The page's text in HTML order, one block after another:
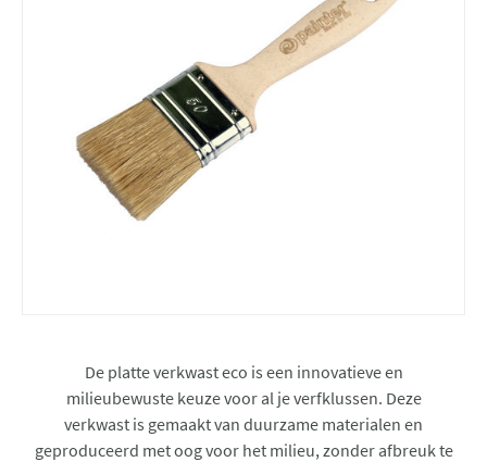
De platte verkwast eco is een innovatieve en
milieubewuste keuze voor al je verfklussen. Deze
verkwast is gemaakt van duurzame materialen en
geproduceerd met oog voor het milieu, zonder afbreuk te